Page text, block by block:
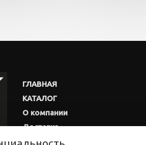
ГЛАВНАЯ
КАТАЛОГ
О компании
Доставка
Новости